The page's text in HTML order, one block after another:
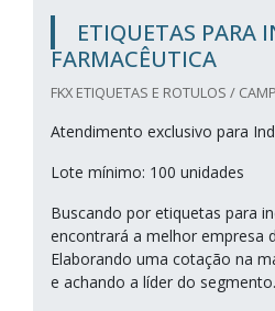
ETIQUETAS PARA
FARMACÊUTICA
FKX ETIQUETAS E ROTULOS /
Atendimento exclusivo para
Lote mínimo: 100 unidades
Buscando por etiquetas para
encontrará a melhor empresa
Elaborando uma cotação na
e achando a líder do segmento.